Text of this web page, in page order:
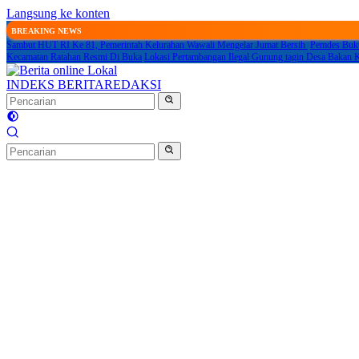
Langsung ke konten
BREAKING NEWS
Sambut HUT RI Ke 81, Pemerintah Kelurahan Wawali Mengelar Jumat Bersih Pemdes
Kecamatan Ratahan Resmi Di Buka Lokasi Pertambangan Ilegal Gunung tagin Desa
INDEKS BERITAREDAKSI